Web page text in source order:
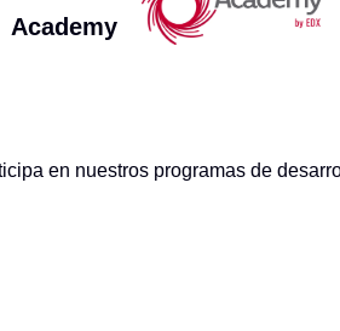
Academy
en nuestros programas de